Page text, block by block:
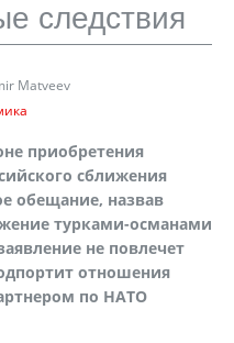
следствия
Matveev
приобретения
сближения
обещание, назвав
турками-османами
не повлечет
отношения
по НАТО